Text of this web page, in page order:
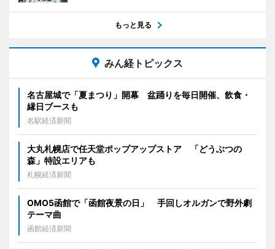
もっと見る
みん経トピックス
名古屋城で「夏まつり」開幕 盆踊りを毎日開催、飲食・
縁日ブースも
名駅経済新聞
大丸札幌店で任天堂ポップアップストア 「どうぶつの
森」特設エリアも
札幌経済新聞
OMO5函館で「函館夜景の日」 手回しオルガンで野外劇
テーマ曲
函館経済新聞